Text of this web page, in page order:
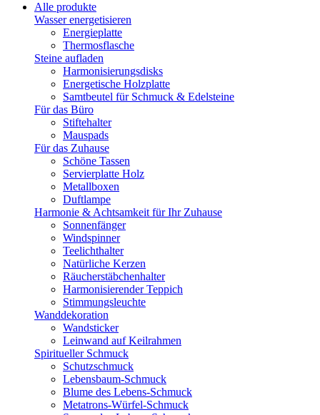
Alle produkte
Wasser energetisieren
Energieplatte​
Thermosflasche
Steine aufladen
Harmonisierungsdisks
Energetische Holzplatte
Samtbeutel für Schmuck & Edelsteine
Für das Büro
Stiftehalter
Mauspads
Für das Zuhause
Schöne Tassen
Servierplatte Holz
Metallboxen
Duftlampe
Harmonie & Achtsamkeit für Ihr Zuhause
Sonnenfänger
Windspinner
Teelichthalter
Natürliche Kerzen
Räucherstäbchenhalter
Harmonisierender Teppich
Stimmungsleuchte
Wanddekoration
Wandsticker
Leinwand auf Keilrahmen
Spiritueller Schmuck
Schutzschmuck
Lebensbaum-Schmuck
Blume des Lebens-Schmuck
Metatrons-Würfel-Schmuck